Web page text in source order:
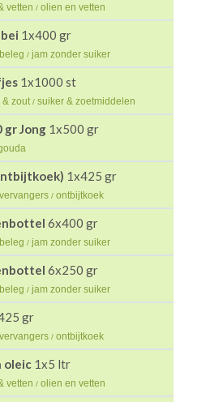
vetten / olien en vetten
1x400 gr
/ jam zonder suiker
1x1000 st
& zout/ suiker & zoetmiddelen
gr Jong 1x500 gr
1x425 gr
/ ontbijtkoek
6x400 gr
/ jam zonder suiker
6x250 gr
/ jam zonder suiker
gr
/ ontbijtkoek
oleic 1x5 ltr
vetten / olien en vetten